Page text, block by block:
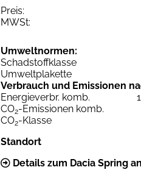
Preis:
MWSt:
Umweltnormen:
Schadstoffklasse
Umweltplakette
Verbrauch und Emissionen
Energieverbr. komb.
CO2-Emissionen komb.
CO2-Klasse
Standort
Details zum Dacia Spring